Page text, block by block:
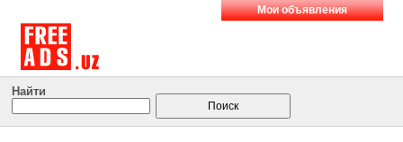
Мои объявления
Найти